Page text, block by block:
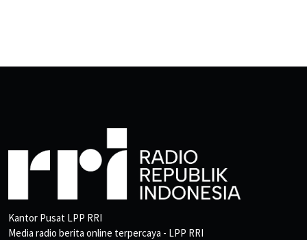
Kantor Pusat LPP RRI
Media radio berita online terpercaya - LPP RRI